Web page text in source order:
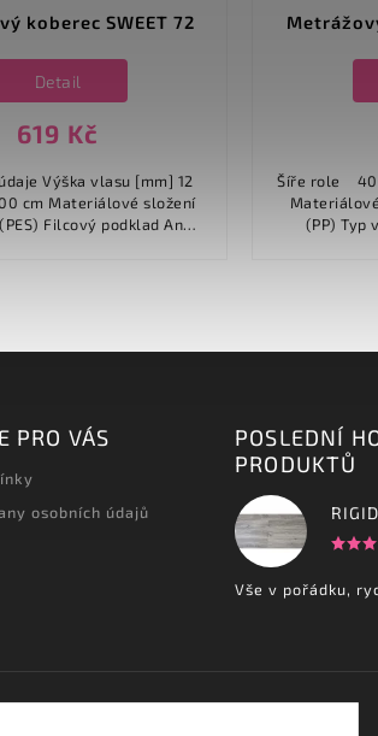
koberec SWEET 72
619 Kč
Detail
[mm] 12
složení
Ano
Šíře role 400 cm, 500 cm Barva Šedá
Materiálové
PRO VÁS
osobních údajů
POSLEDNÍ
PRODUKTŮ
Vše v pořádku,